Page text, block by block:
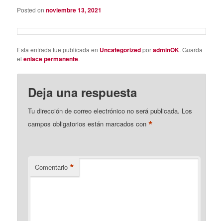
Posted onnoviembre 13, 2021
Esta entrada fue publicada en UncategorizedporadminOK. Guarda
elenlace permanente.
Deja una respuesta
Tu dirección de correo electrónico no será publicada. Los
campos obligatorios están marcados con*
Comentario *